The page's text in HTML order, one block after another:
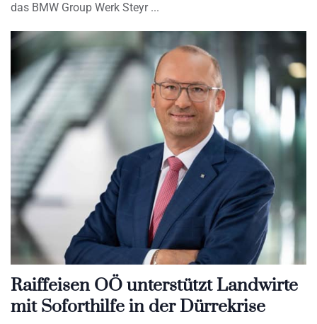
das BMW Group Werk Steyr
Raiffeisen OÖ unterstützt Landwirte
mit Soforthilfe in der Dürrekrise